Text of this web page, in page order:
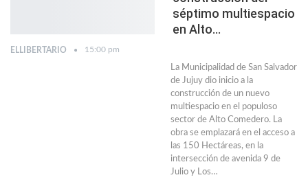
séptimo multiespacio
en Alto…
ELLIBERTARIO 15:00 pm
La Municipalidad de San Salvador
de Jujuy dio inicio a la
construcción de un nuevo
multiespacio en el populoso
sector de Alto Comedero. La
obra se emplazará en el acceso a
las 150 Hectáreas, en la
intersección de avenida 9 de
Julio y Los…